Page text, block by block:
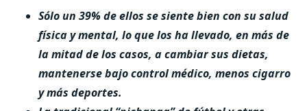
Sólo un 39% de ellos se siente bien con su salud
física y mental, lo que los ha llevado, en más de
la mitad de los casos, a cambiar sus dietas,
mantenerse bajo control médico, menos cigarro
y más deportes.